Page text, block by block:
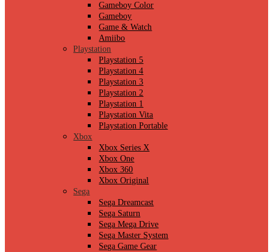
Gameboy Color
Gameboy
Game & Watch
Amiibo
Playstation
Playstation 5
Playstation 4
Playstation 3
Playstation 2
Playstation 1
Playstation Vita
Playstation Portable
Xbox
Xbox Series X
Xbox One
Xbox 360
Xbox Original
Sega
Sega Dreamcast
Sega Saturn
Sega Mega Drive
Sega Master System
Sega Game Gear